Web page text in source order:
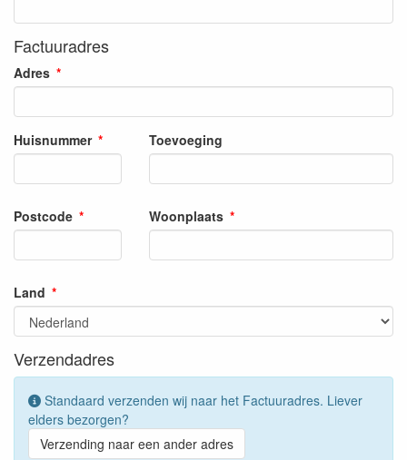
Factuuradres
Adres
Huisnummer Toevoeging
Postcode Woonplaats
Land
Verzendadres
Standaard verzenden wij naar het Factuuradres. Liever
elders bezorgen?
Verzending naar een ander adres